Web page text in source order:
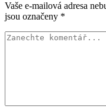
Vaše e-mailová adresa
jsou označeny *